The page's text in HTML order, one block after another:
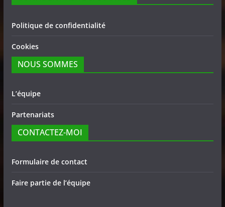
Politique de confidentialité
Cookies
NOUS SOMMES
L’équipe
Partenariats
CONTACTEZ-MOI
Formulaire de contact
Faire partie de l’équipe